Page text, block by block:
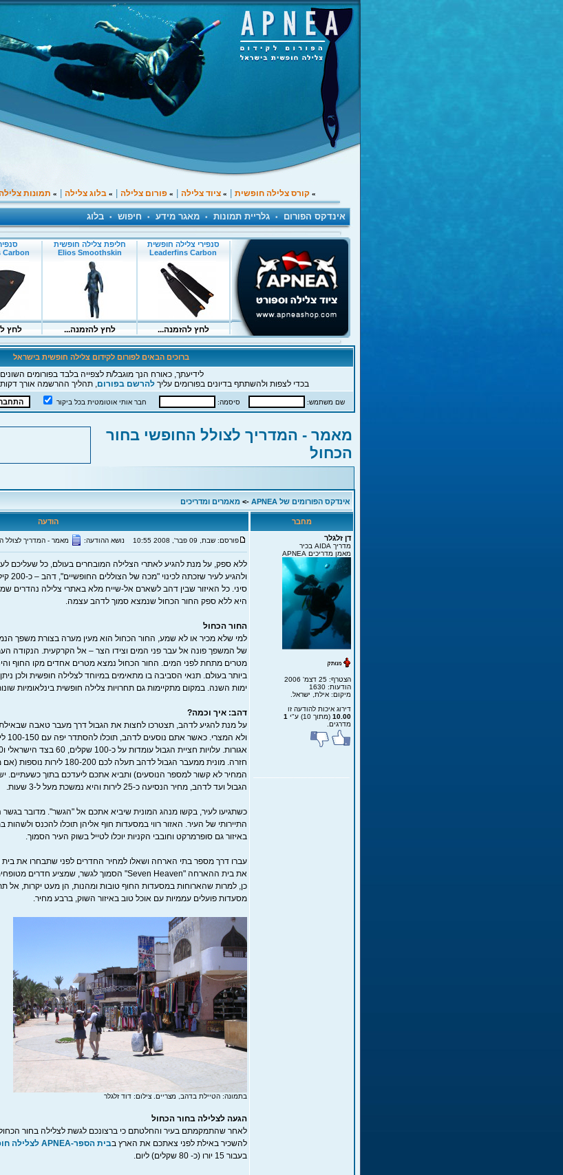
» קורס צלילה חופשית » ציוד צלילה » פורום צלילה » בלוג צלילה » תמונות
אינדקס הפורום • גלריית תמונות • מאגר מידע • חיפוש • בלוג
ברוכים הבאים לפורום לקידום צלילה חופשית בישראל
לידיעתך, כאורח הנך מוגבל/ת לצפייה בלבד בפורומים
בכדי לצפות ולהשתתף בדיונים בפורומים עליךלהרשם בפורום, תהליך ההרשמה אורך דקות
שם משתמש: סיסמה: חבר אותי אוטומטית בכל ביקור
מאמר - המדריך לצולל החופשי בחור
הכחול
אינדקס הפורומים של APNEA -> מאמרים ומדריכים
מחבר
הודעה
דן זלגלר
מדריך AIDA בכיר
מאמן מדריכים APNEA
הצטרף: 25 דצמ' 2006
הודעות: 1630
מיקום: אילת, ישראל.
דירוג איכות להודעה זו
10.00 (מתוך 10) ע"י
1
מדרגים.
פורסם: שבת, 09 פבר', 2008 10:55 נושא ההודעה: מאמר - המדריך לצולל
ללא ספק, על מנת להגיע לאתרי הצלילה המובחרים בעולם, כל שעליכם
סיני. כל האיזור שבין דהב לשארם אל-שייח מלא באתרי צלילה נהדרים
היא ללא ספק החור הכחול שנמצא סמוך לדהב עצמה.
החור הכחול
למי שלא מכיר או לא שמע, החור הכחול הוא מעין מערה בצורת משפך
מטרים מתחת לפני המים. החור הכחול נמצא מטרים אחדים מקו החוף
ביותר בעולם. תנאי הסביבה בו מתאימים במיוחד לצלילה חופשית ולכן
ימות השנה. במקום מתקיימות גם תחרויות צלילה חופשית בינלאומיות
דהב: איך וכמה?
על מנת להגיע לדהב, תצטרכו לחצות את הגבול דרך מעבר טאבה
חזרה. מונית ממעבר הגבול לדהב
המחיר לא קשור למספר הנוסעים) ותביא אתכם ליעדכם בתוך כשעתיים.
הגבול ועד לדהב, מחיר הנסיעה כ-25 לירות והיא נמשכת מעל ל-3 שעות.
כשתגיעו לעיר, בקשו מנהג המונית שיביא אתכם אל "הגשר". מדובר
התיירותי של העיר. האזור רווי במסעדות חוף אליהן תוכלו להכנס
באיזור גם סופרמרקט וחובבי הקניות יוכלו לטייל בשוק העיר הסמוך.
עברו דרך מספר בתי הארחה ושאלו למחיר החדרים לפני שתבחרו את
כן, למרות שהארוחות במסעדות החוף טובות ומהנות, הן מעט יקרות, אל
מסעדות פועלים עממיות עם אוכל טוב באיזור השוק, ברבע מחיר.
בתמונה: הטיילת בדהב, מצריים. צילום: דוד זלגלר
הגעה לצלילה בחור הכחול
לאחר שהתמקמתם בעיר והחלטתם כי ברצונכם לגשת לצלילה בחור
להשכיר באילת לפני צאתכם את הארץ בבית הספר-APNEA לצלילה חופשית
בעבור 15 יורו (כ- 80 שקלים) ליום.